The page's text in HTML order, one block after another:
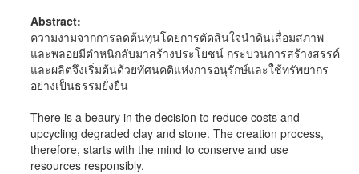
Abstract:
ความงามจากการลดต้นทุนโดยการตัดสินใจนำดินเสื่อมสภาพ
และพลอยมีตำหนิกลับมาสร้างประโยชน์ กระบวนการสร้างสรรค์
และผลิตจึงเริ่มต้นด้วยทัศนคติแห่งการอนุรักษ์และใช้ทรัพยากร
อย่างเป็นธรรมยั่งยืน
There is a beaury in the decision to reduce costs and
upcycling degraded clay and stone. The creation process,
therefore, starts with the mind to conserve and use
resources responsibly.